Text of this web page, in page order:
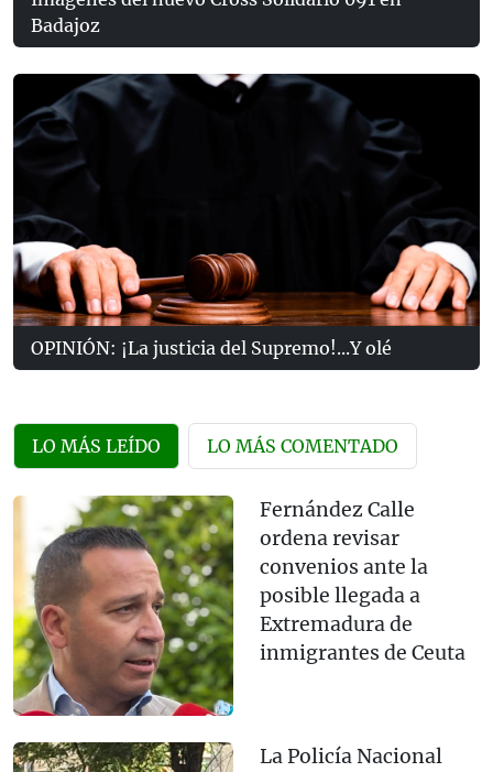
Badajoz
OPINIÓN: ¡La justicia del Supremo!...Y olé
LO MÁS LEÍDO LO MÁS COMENTADO
Fernández Calle
ordena revisar
convenios ante la
posible llegada a
Extremadura de
inmigrantes de Ceuta
La Policía Nacional